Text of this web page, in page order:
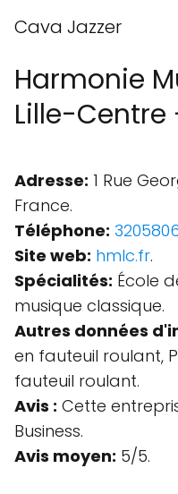
Cava Jazzer
Harmonie
Lille-Centre
Adresse: 1 Rue
France.
Téléphone:
Site web: hmlc.fr.
Spécialités: École
musique classique.
Autres données
en fauteuil roulant,
fauteuil roulant.
Avis : Cette
Business.
Avis moyen: 5/5.